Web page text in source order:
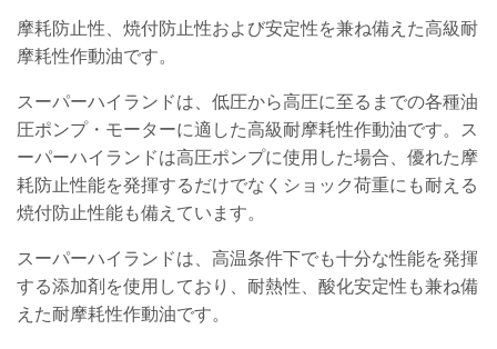
摩耗防止性、焼付防止性および安定性を兼ね備えた高級耐
摩耗性作動油です。
スーパーハイランドは、低圧から高圧に至るまでの各種油
圧ポンプ・モーターに適した高級耐摩耗性作動油です。ス
ーパーハイランドは高圧ポンプに使用した場合、優れた摩
耗防止性能を発揮するだけでなくショック荷重にも耐える
焼付防止性能も備えています。
スーパーハイランドは、高温条件下でも十分な性能を発揮
する添加剤を使用しており、耐熱性、酸化安定性も兼ね備
えた耐摩耗性作動油です。